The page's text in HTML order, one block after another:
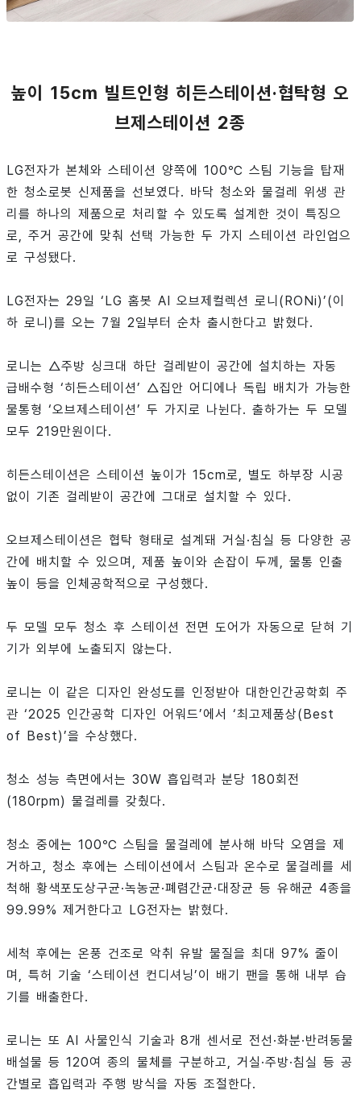
높이 15cm 빌트인형 히든스테이션·협탁형 오
브제스테이션 2종
LG전자가 본체와 스테이션 양쪽에 100℃ 스팀 기능을 탑재
한 청소로봇 신제품을 선보였다. 바닥 청소와 물걸레 위생 관
리를 하나의 제품으로 처리할 수 있도록 설계한 것이 특징으
로, 주거 공간에 맞춰 선택 가능한 두 가지 스테이션 라인업으
로 구성됐다.
LG전자는 29일 ‘LG 홈봇 AI 오브제컬렉션 로니(RONi)’(이
하 로니)를 오는 7월 2일부터 순차 출시한다고 밝혔다.
로니는 △주방 싱크대 하단 걸레받이 공간에 설치하는 자동
급배수형 ‘히든스테이션’ △집안 어디에나 독립 배치가 가능한
물통형 ‘오브제스테이션’ 두 가지로 나뉜다. 출하가는 두 모델
모두 219만원이다.
히든스테이션은 스테이션 높이가 15cm로, 별도 하부장 시공
없이 기존 걸레받이 공간에 그대로 설치할 수 있다.
오브제스테이션은 협탁 형태로 설계돼 거실·침실 등 다양한 공
간에 배치할 수 있으며, 제품 높이와 손잡이 두께, 물통 인출
높이 등을 인체공학적으로 구성했다.
두 모델 모두 청소 후 스테이션 전면 도어가 자동으로 닫혀 기
기가 외부에 노출되지 않는다.
로니는 이 같은 디자인 완성도를 인정받아 대한인간공학회 주
관 ‘2025 인간공학 디자인 어워드’에서 ‘최고제품상(Best
of Best)’을 수상했다.
청소 성능 측면에서는 30W 흡입력과 분당 180회전
(180rpm) 물걸레를 갖췄다.
청소 중에는 100℃ 스팀을 물걸레에 분사해 바닥 오염을 제
거하고, 청소 후에는 스테이션에서 스팀과 온수로 물걸레를 세
척해 황색포도상구균·녹농균·폐렴간균·대장균 등 유해균 4종을
99.99% 제거한다고 LG전자는 밝혔다.
세척 후에는 온풍 건조로 악취 유발 물질을 최대 97% 줄이
며, 특허 기술 ‘스테이션 컨디셔닝’이 배기 팬을 통해 내부 습
기를 배출한다.
로니는 또 AI 사물인식 기술과 8개 센서로 전선·화분·반려동물
배설물 등 120여 종의 물체를 구분하고, 거실·주방·침실 등 공
간별로 흡입력과 주행 방식을 자동 조절한다.